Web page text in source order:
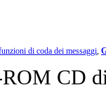
di coda dei messaggi,
CD